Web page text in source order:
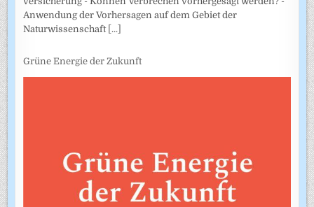
Anwendung der Vorhersagen auf dem Gebiet der
Naturwissenschaft [...]
Grüne Energie der Zukunft